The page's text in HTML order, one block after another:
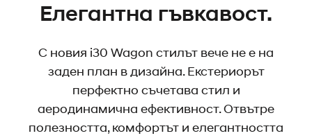
Елегантна гъвкавост.
С новия i30 Wagon стилът вече не е на
заден план в дизайна. Екстериорът
перфектно съчетава стил и
аеродинамична ефективност. Отвътре
полезността, комфортът и елегантността